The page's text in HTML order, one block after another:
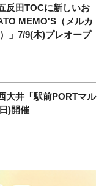
反田TOCに新しいお
MEMO'S（メルカ
」7/9(木)プレオープ
大井「駅前PORTマル
)開催